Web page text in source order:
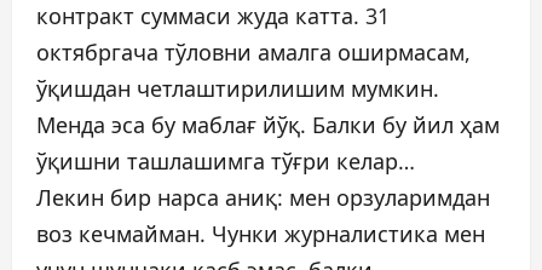
контракт суммаси жуда катта. 31
октябргача тўловни амалга оширмасам,
ўқишдан четлаштирилишим мумкин.
Менда эса бу маблағ йўқ. Балки бу йил ҳам
ўқишни ташлашимга тўғри келар…
Лекин бир нарса аниқ: мен орзуларимдан
воз кечмайман. Чунки журналистика мен